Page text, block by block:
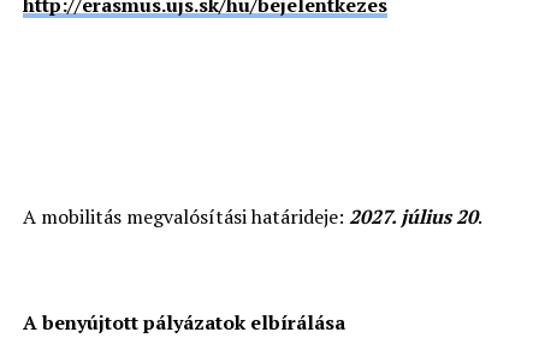
http://erasmus.ujs.sk/hu/bejelentkezes
A mobilitás megvalósítási határideje: 2027. július 20.
A benyújtott pályázatok elbírálása